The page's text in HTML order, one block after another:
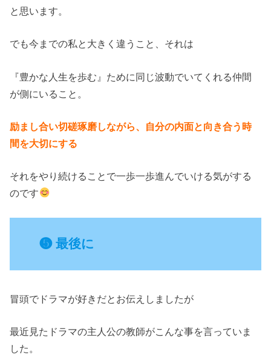
と思います。
でも今までの私と大きく違うこと、それは
『豊かな人生を歩む』ために同じ波動でいてくれる仲間
が側にいること。
励まし合い切磋琢磨しながら、自分の内面と向き合う時
間を大切にする
それをやり続けることで一歩一歩進んでいける気がする
のです
❺ 最後に
冒頭でドラマが好きだとお伝えしましたが
最近見たドラマの主人公の教師がこんな事を言っていま
した。